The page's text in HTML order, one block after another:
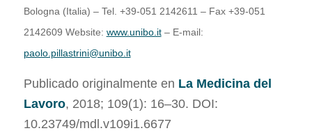
Bologna (Italia) – Tel. +39-051 2142611 – Fax +39-051
2142609 Website: www.unibo.it– E-mail:
paolo.pillastrini@unibo.it
Publicado originalmente en La Medicina del
Lavoro, 2018; 109(1): 16–30. DOI:
10.23749/mdl.v109i1.6677